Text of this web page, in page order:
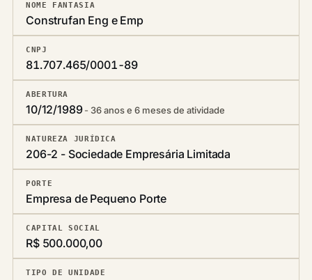
NOME FANTASIA
Construfan Eng e Emp
CNPJ
81.707.465/0001-89
ABERTURA
10/12/1989 36 anos e 6 meses de atividade
NATUREZA JURÍDICA
206-2 - Sociedade Empresária Limitada
PORTE
Empresa de Pequeno Porte
CAPITAL SOCIAL
R$ 500.000,00
TIPO DE UNIDADE